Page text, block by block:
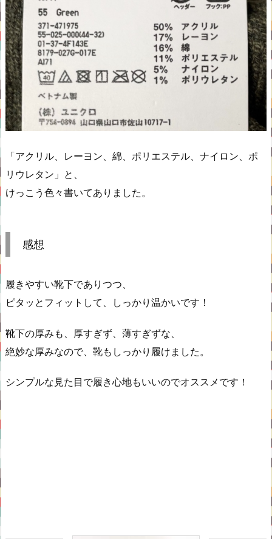
「アクリル、レーヨン、綿、ポリエステル、ナイロン、ポ
リウレタン」と、
けっこう色々書いてありました。
感想
履きやすい靴下でありつつ、
ピタッとフィットして、しっかり温かいです！
靴下の厚みも、厚すぎず、薄すぎずな、
絶妙な厚みなので、靴もしっかり履けました。
シンプルな見た目で履き心地もいいのでオススメです！